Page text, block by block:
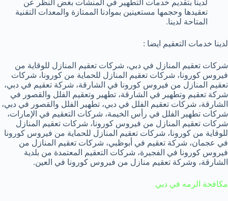
لدينا بتقديم خدمات التطهير في المنشآت بغض النظر عن
تعقيدها وحجمها مستعينين بموادنا الممتازة والمعدات التقنية
المتاحة لدينا.
لدينا خدمات التعقيم ايضا :
شركات تعقيم المنازل في دبي، شركات تعقيم المنازل للوقاية من
فيروس كورونا، شركات تعقيم المنازل للحماية من كورونا، شركات
تعقيم المنازل من فيروس كورونا في الشارقة، شركة تعقيم في دبي،
شركة تعقيم وتطهير في الشارقة، تطهير وتعقيم الفلل والقصور في
الشارقة، شركات تعقيم الفلل في دبي، تطهير الفلل والقصور في دبي،
شركات تطهير الفلل في رأس الخيمة، شركات التعقيم في الإمارات،
شركات تعقيم المنازل من فيروس كورونا، شركات تعقيم المنازل
للوقاية من كورونا، شركات تعقيم المنازل للحماية من فيروس كورونا
في عجمان، شركة تعقيم في أبوظبي، شركات تعقيم المنازل من
فيروس كورونا في الفجيرة، شركات التعقيم المعتمدة من بلدية
الشارقة، وشركة تعقيم منازل من فيروس كورونا في العين.
مكافحة الرمه في دبي